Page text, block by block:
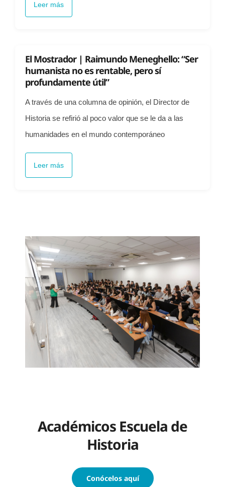
Leer más
El Mostrador | Raimundo Meneghello: “Ser
humanista no es rentable, pero sí
profundamente útil”
A través de una columna de opinión, el Director de
Historia se refirió al poco valor que se le da a las
humanidades en el mundo contemporáneo
Leer más
Académicos Escuela de
Historia
Conócelos aquí